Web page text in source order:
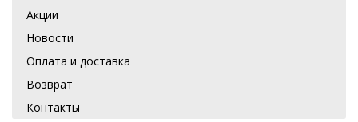
Акции
Новости
Оплата и доставка
Возврат
Контакты